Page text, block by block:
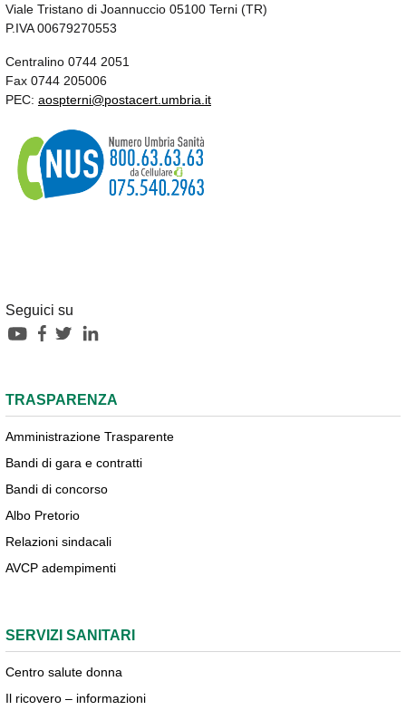
Viale Tristano di Joannuccio 05100 Terni (TR)
P.IVA 00679270553
Centralino 0744 2051
Fax 0744 205006
PEC: aospterni@postacert.umbria.it
Seguici su
TRASPARENZA
Amministrazione Trasparente
Bandi di gara e contratti
Bandi di concorso
Albo Pretorio
Relazioni sindacali
AVCP adempimenti
SERVIZI SANITARI
Centro salute donna
Il ricovero – informazioni